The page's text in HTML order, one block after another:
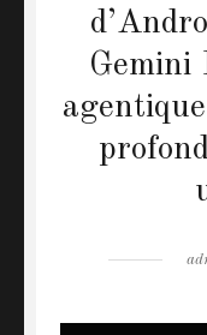
Gemini